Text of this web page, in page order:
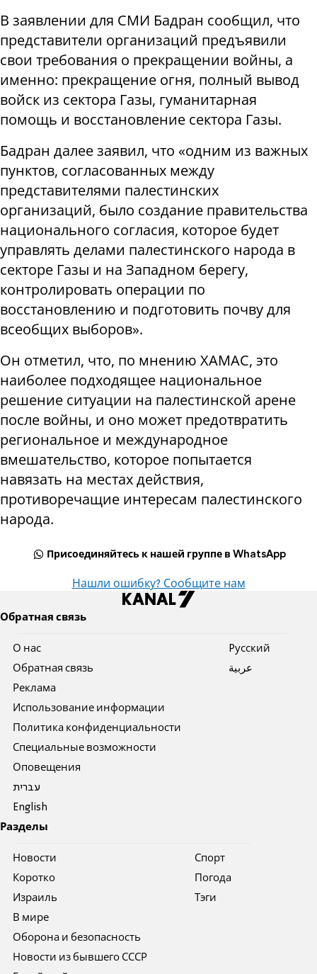
В заявлении для СМИ Бадран сообщил, что
представители организаций предъявили
свои требования о прекращении войны, а
именно: прекращение огня, полный вывод
войск из сектора Газы, гуманитарная
помощь и восстановление сектора Газы.
Бадран далее заявил, что «одним из важных
пунктов, согласованных между
представителями палестинских
организаций, было создание правительства
национального согласия, которое будет
управлять делами палестинского народа в
секторе Газы и на Западном берегу,
контролировать операции по
восстановлению и подготовить почву для
всеобщих выборов».
Он отметил, что, по мнению ХАМАС, это
наиболее подходящее национальное
решение ситуации на палестинской арене
после войны, и оно может предотвратить
региональное и международное
вмешательство, которое попытается
навязать на местах действия,
противоречащие интересам палестинского
народа.
Присоединяйтесь к нашей группе в WhatsApp
Нашли ошибку? Сообщите нам
Обратная связь
О нас
Обратная связь
Реклама
Использование информации
Политика конфиденциальности
Специальные возможности
Оповещения
עברית
English
Pусский
عربية
Разделы
Новости
Коротко
Израиль
В мире
Оборона и безопасность
Новости из бывшего СССР
Спорт
Погода
Тэги